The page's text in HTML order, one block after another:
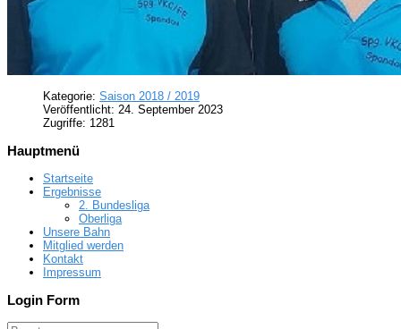
Kategorie: Saison 2018 / 2019
Veröffentlicht: 24. September 2023
Zugriffe: 1281
Hauptmenü
Startseite
Ergebnisse
2. Bundesliga
Oberliga
Unsere Bahn
Mitglied werden
Kontakt
Impressum
Login Form